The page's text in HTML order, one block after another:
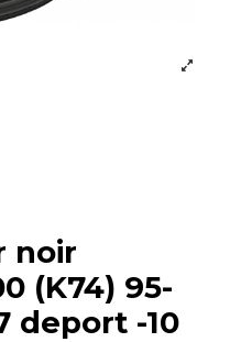
noir
(K74) 95-
deport -10